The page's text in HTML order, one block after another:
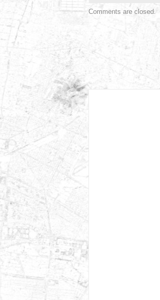
Comments are closed.